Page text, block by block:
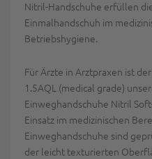
Nitril-Handschuhe erfüllen
Einmalhandschuh im
Betriebshygiene.
Für Ärzte in Arztpraxen ist
1.5AQL (medical grade)
Einweghandschuhe Nitril
Einsatz im medizinischen
Einweghandschuhe sind
der leicht texturierten